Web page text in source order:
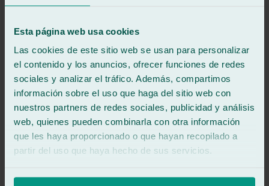
Esta página web usa cookies
Las cookies de este sitio web se usan para personalizar
el contenido y los anuncios, ofrecer funciones de redes
sociales y analizar el tráfico. Además, compartimos
información sobre el uso que haga del sitio web con
nuestros partners de redes sociales, publicidad y análisis
web, quienes pueden combinarla con otra información
que les haya proporcionado o que hayan recopilado a
partir del uso que haya hecho de sus servicios.
.
.
.
.
.